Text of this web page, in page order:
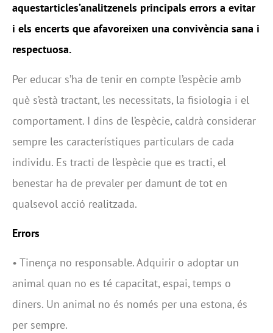
aquestarticles’analitzenels principals errors a evitar
i els encerts que afavoreixen una convivència sana i
respectuosa.
Per educar s’ha de tenir en compte l’espècie amb
què s’està tractant, les necessitats, la fisiologia i el
comportament. I dins de l’espècie, caldrà considerar
sempre les característiques particulars de cada
individu. Es tracti de l’espècie que es tracti, el
benestar ha de prevaler per damunt de tot en
qualsevol acció realitzada.
Errors
• Tinença no responsable. Adquirir o adoptar un
animal quan no es té capacitat, espai, temps o
diners. Un animal no és només per una estona, és
per sempre.